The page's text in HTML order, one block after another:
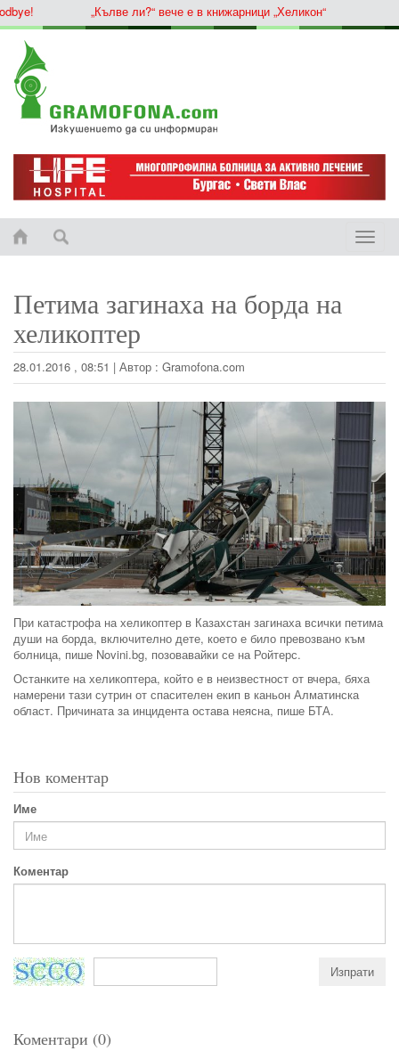
„Кълве ли?“ вече е в книжарници „Хеликон“
Toggle
Петима загинаха на борда на
хеликоптер
28.01.2016 , 08:51 | Автор : Gramofona.com
При катастрофа на хеликоптер в Казахстан загинаха всички петима
души на борда, включително дете, което е било превозвано към
болница, пише Novini.bg, позовавайки се на Ройтерс.
Останките на хеликоптера, който е в неизвестност от вчера, бяха
намерени тази сутрин от спасителен екип в каньон Алматинска
област. Причината за инцидента остава неясна, пише БТА.
Нов коментар
Име
Коментар
Коментари (0)